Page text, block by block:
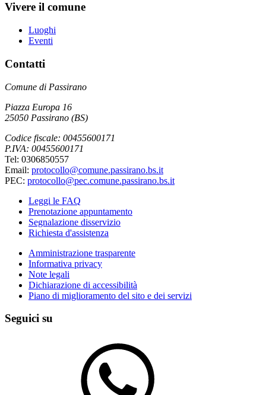
Vivere il comune
Luoghi
Eventi
Contatti
Comune di Passirano
Piazza Europa 16
25050 Passirano (BS)
Codice fiscale: 00455600171
P.IVA: 00455600171
Tel: 0306850557
Email: protocollo@comune.passirano.bs.it
PEC: protocollo@pec.comune.passirano.bs.it
Leggi le FAQ
Prenotazione appuntamento
Segnalazione disservizio
Richiesta d'assistenza
Amministrazione trasparente
Informativa privacy
Note legali
Dichiarazione di accessibilità
Piano di miglioramento del sito e dei servizi
Seguici su